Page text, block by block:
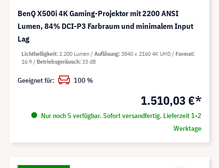
BenQ X500i 4K Gaming-Projektor mit 2200 ANSI
Lumen, 84% DCI-P3 Farbraum und minimalem Input
Lag
1.510,03 €*
Nur noch 5 verfügbar. Sofort versandfertig. Lieferzeit 1-2
Werktage
Lichthelligkeit 2.200 Lumen Auflösung 3840 x 2160 4K UHD
Format
16:9
Betriebsgeräusch 33 dB
Geeignet für: 100 %